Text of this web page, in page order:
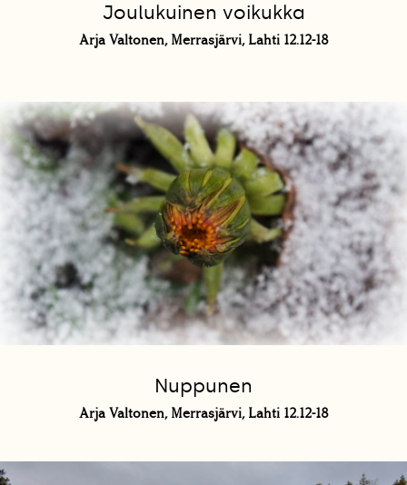
Joulukuinen voikukka
Arja Valtonen, Merrasjärvi, Lahti 12.12-18
Nuppunen
Arja Valtonen, Merrasjärvi, Lahti 12.12-18